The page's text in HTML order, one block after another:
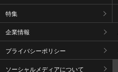
特集
企業情報
プライバシーポリシー
ソーシャルメディアについて